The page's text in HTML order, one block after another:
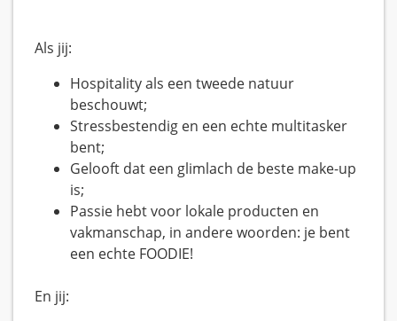
Als jij:
Hospitality als een tweede natuur
beschouwt;
Stressbestendig en een echte multitasker
bent;
Gelooft dat een glimlach de beste make-up
is;
Passie hebt voor lokale producten en
vakmanschap, in andere woorden: je bent
een echte FOODIE!
En jij: